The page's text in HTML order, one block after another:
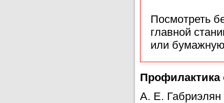
Посмотреть
главной
или
Профилактика
А. Е. Габриэлян